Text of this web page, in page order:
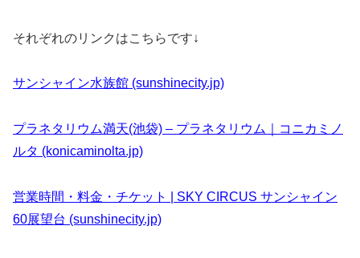
それぞれのリンクはこちらです↓
サンシャイン水族館 (sunshinecity.jp)
プラネタリウム満天(池袋) – プラネタリウム｜コニカミノ
ルタ (konicaminolta.jp)
営業時間・料金・チケット | SKY CIRCUS サンシャイン
60展望台 (sunshinecity.jp)